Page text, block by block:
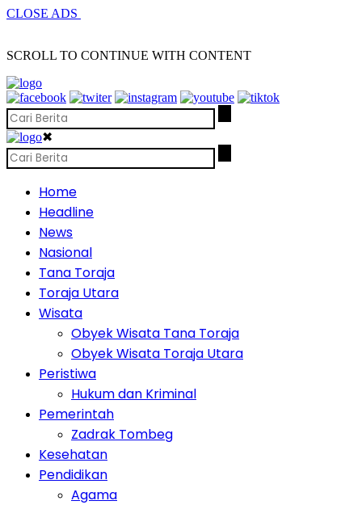
CLOSE ADS
SCROLL TO CONTINUE WITH CONTENT
✖
Home
Headline
News
Nasional
Tana Toraja
Toraja Utara
Wisata
Obyek Wisata Tana Toraja
Obyek Wisata Toraja Utara
Peristiwa
Hukum dan Kriminal
Pemerintah
Zadrak Tombeg
Kesehatan
Pendidikan
Agama